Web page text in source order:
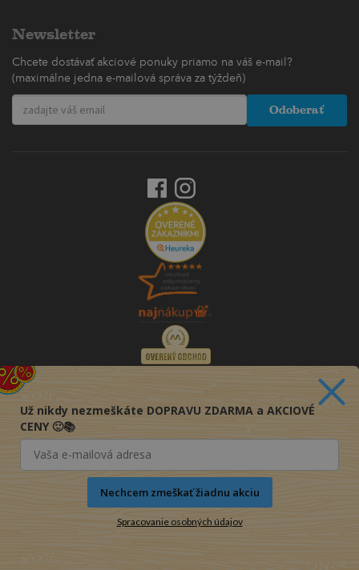
Newsletter
Chcete dostávať akciové ponuky priamo na váš e-mail?
(maximálne jedna e-mailová správa za týždeň)
Odoberať
Už nikdy nezmeškáte DOPRAVU ZDARMA a AKCIOVÉ
CENY 🙂📚
Nechcem zmeškať žiadnu akciu
Spracovanie osobných údajov